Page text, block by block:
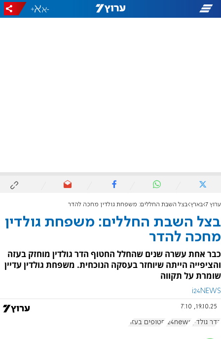
-
+
ערוץ 7 בארץ בצל השבת החללים: משפחת גולדין מחכה להדר
בצל השבת החללים: משפחת גולדין
מחכה להדר
כבר אחת עשרה שנים שהחלל החטוף הדר גולדין מוחזק בעזה
והציפייה הייתה שיוחזר בעסקה הנוכחית. משפחת גולדין עדיין
שומרת על תקווה
i24NEWS
19.10.25, 7:10
הדר גולדין i24news חטופים בעזה